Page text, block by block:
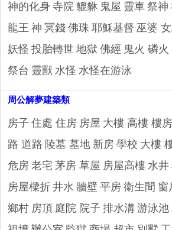
神的化身 寺院 貔貅 鬼屋 靈車 祭神
龍王 神 冥錢 佛珠 耶穌基督 巫婆
妖怪 投胎轉世 地獄 佛經 鬼火 磷火
祭台 靈獸 水怪 水怪在游泳
周公解夢建築類
房子 住處 住房 房屋 大樓 高樓 樓房
路 道路 陵墓 墓地 新房 學校 大樓
危房 老宅 茅房 草屋 房屋高樓 水井
房屋樑折 井水 牆壁 平房 衛生間 窗
鄉村 房頂 庭院 院子 排水溝 游泳池